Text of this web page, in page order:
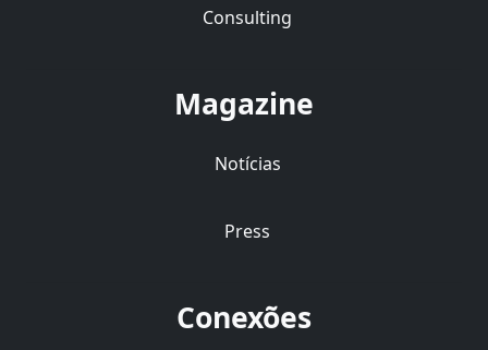
Consulting
Magazine
Notícias
Press
Conexões